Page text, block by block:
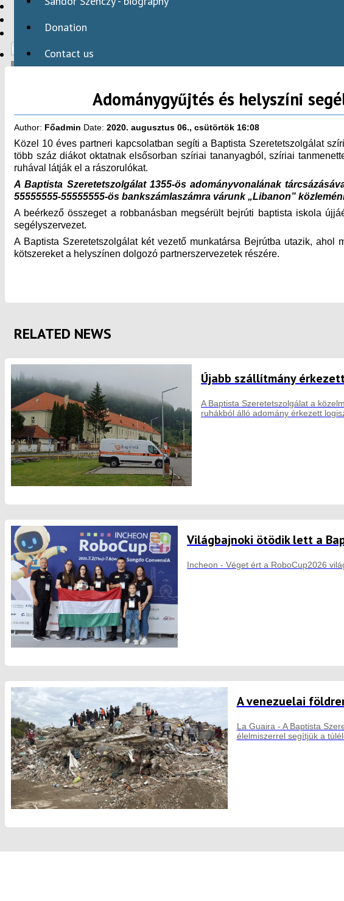
HBAID
INTERNATIONAL PROGRAMS
Donation
Contact us
Adománygyűjtés és helyszíni
Author: Főadmin Date: 2020. augusztus 06., csütörtök 16:08
Közel 10 éves partneri kapcsolatban segíti a Baptista Szeretetszolgálat
több száz diákot oktatnak elsősorban szíriai tananyagból, szíriai
ruhával látják el a rászorulókat.
A Baptista Szeretetszolgálat 1355-ös adományvonalának
55555555-55555555-ös bankszámlaszámra várunk „Libanon”
A beérkező összeget a robbanásban megsérült bejrúti baptista iskola
segélyszervezet.
A Baptista Szeretetszolgálat két vezető munkatársa Bejrútba utazik,
kötszereket a helyszínen dolgozó partnerszervezetek részére.
RELATED NEWS
Újabb szállítmány
A Baptista Szeretetszolgálat a
ruhákból álló adomány érkezett
Világbajnoki ötödik lett a
Incheon - Véget ért a RoboCup2026
A venezuelai
La Guaira - A Baptista
élelmiszerrel segítjük a